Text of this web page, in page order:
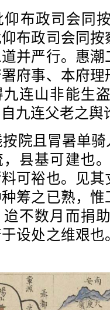
政司会同按
布政司会同
并严行。惠
府事、本府理
九连山非能生
九连父老之舆
且冐暑单骑
，县基可建也
可裕也。见
筹之已熟，
迨不数月而捐
设处之维艰